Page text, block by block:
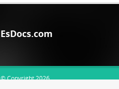
EsDocs.com
© Copyright 2026